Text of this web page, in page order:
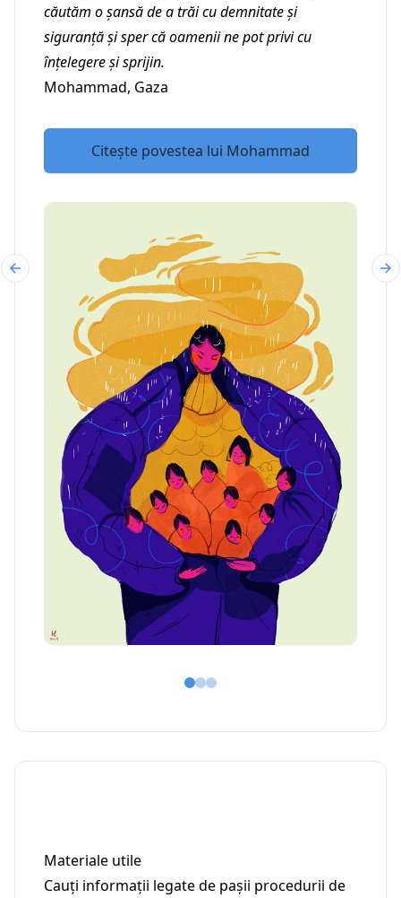
căutăm o șansă de a trăi cu demnitate și
siguranță și sper că oamenii ne pot privi cu
înțelegere și sprijin.
Mohammad, Gaza
Citește povestea lui Mohammad
Materiale utile
Cauți informații legate de pașii procedurii de